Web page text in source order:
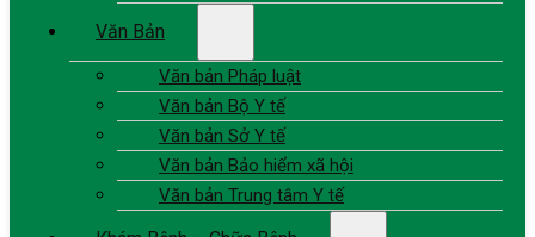
Văn Bản
Văn bản Pháp luật
Văn bản Bộ Y tế
Văn bản Sở Y tế
Văn bản Bảo hiểm xã hội
Văn bản Trung tâm Y tế